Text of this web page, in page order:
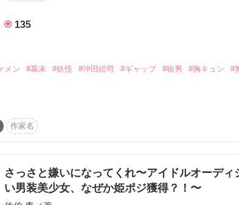
、許さねぇ!!」
なるっ」
のに
135
メン #幕末 #妖怪 #沖田総司 #ギャップ #狼男 #胸キュン #
走した、
出会ったのは……。
作家名
さっさと嫌いになってくれ〜アイドルオーディ
い男装美少女、なぜか姫ポジ獲得？！〜